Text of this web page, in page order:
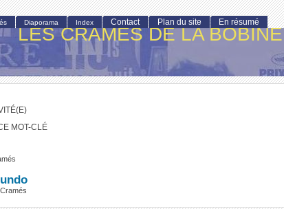
LES CRAMÉS DE LA BOBINE
MOT-CLÉ
Diaporama Index Contact Plan du site En résumé